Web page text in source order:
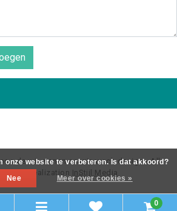
de wit wonen scaninavsch design - All
- Realization InStijl Media
0
onze website te verbeteren. Is dat akkoord?
Nee Meer over cookies »